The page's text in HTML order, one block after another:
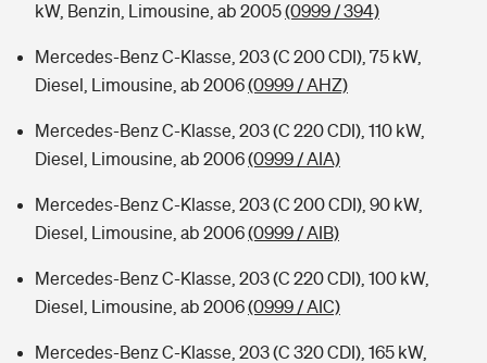
kW, Benzin, Limousine, ab 2005(0999 / 394)
Mercedes-Benz C-Klasse, 203 (C 200 CDI), 75 kW,
Diesel, Limousine, ab 2006(0999 / AHZ)
Mercedes-Benz C-Klasse, 203 (C 220 CDI), 110 kW,
Diesel, Limousine, ab 2006(0999 / AIA)
Mercedes-Benz C-Klasse, 203 (C 200 CDI), 90 kW,
Diesel, Limousine, ab 2006(0999 / AIB)
Mercedes-Benz C-Klasse, 203 (C 220 CDI), 100 kW,
Diesel, Limousine, ab 2006(0999 / AIC)
Mercedes-Benz C-Klasse, 203 (C 320 CDI), 165 kW,